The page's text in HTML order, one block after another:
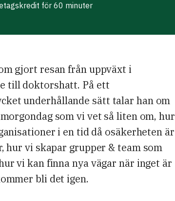
för 60 minuter
gjort resan från uppväxt i
till doktorshatt. På ett
underhållande sätt talar han om
som vi vet så liten om, hur
i en tid då osäkerheten är
hur vi skapar grupper & team som
vi kan finna nya vägar när inget är
bli det igen.